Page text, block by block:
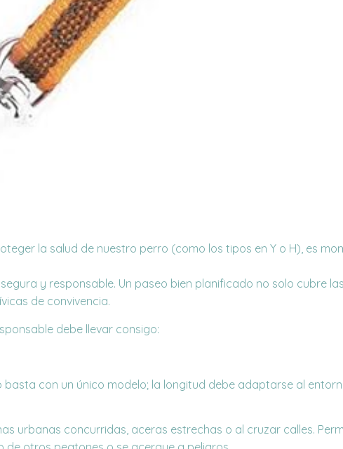
la salud de nuestro perro (como los tipos en Y o H), es
y responsable. Un paseo bien planificado no solo cubre
de convivencia.
debe llevar consigo:
con un único modelo; la longitud debe adaptarse al
urbanas concurridas, aceras estrechas o al cruzar calles.